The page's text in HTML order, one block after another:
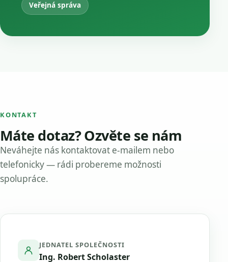
Veřejná správa
KONTAKT
Máte dotaz? Ozvěte se nám
Neváhejte nás kontaktovat e-mailem nebo
telefonicky — rádi probereme možnosti
spolupráce.
JEDNATEL SPOLEČNOSTI
Ing. Robert Scholaster